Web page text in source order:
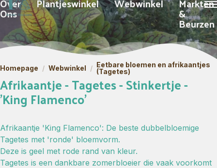
Ons &
Beurzen
Homepage / Webwinkel / Eetbare bloemen en afrikaantjes
(Tagetes)
Afrikaantje - Tagetes - Stinkertje -
'King Flamenco'
Afrikaantje 'King Flamenco': De beste dubbelbloemige
Tagetes met 'ronde' bloemvorm.
Deze is geel met rode rand van kleur.
Tagetes is een dankbare zomerbloeier die vaak voorkomt